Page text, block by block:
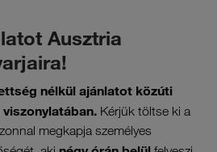
Ausztria
nélkül ajánlatot közúti
Kérjük töltse ki a
megkapja személyes